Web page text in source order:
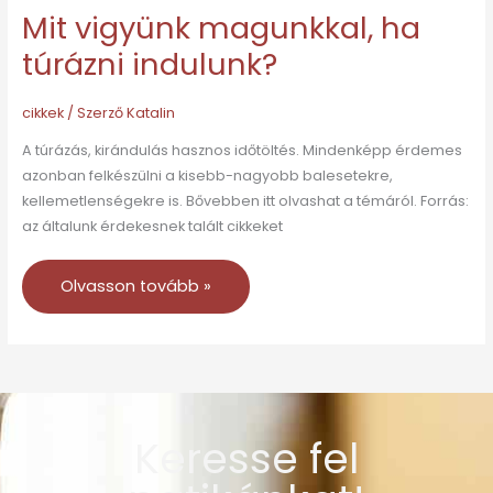
Mit vigyünk magunkkal, ha
túrázni indulunk?
cikkek/ SzerzőKatalin
A túrázás, kirándulás hasznos időtöltés. Mindenképp érdemes
azonban felkészülni a kisebb-nagyobb balesetekre,
kellemetlenségekre is. Bővebben itt olvashat a témáról. Forrás:
az általunk érdekesnek talált cikkeket
Olvasson tovább »
Keresse fel